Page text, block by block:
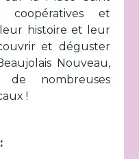
et
histoire et leur
et déguster
Nouveau,
nombreuses
!